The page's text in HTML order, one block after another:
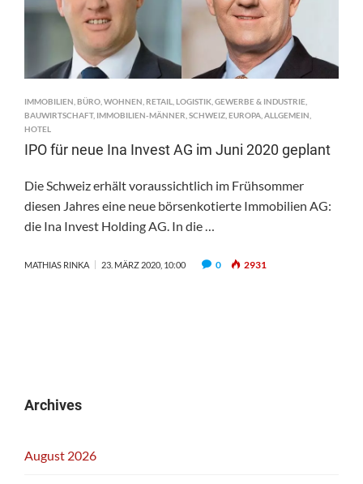
IMMOBILIEN BÜRO WOHNEN RETAIL LOGISTIK GEWERBE & INDUSTRIE
BAUWIRTSCHAFT, IMMOBILIEN-MÄNNER SCHWEIZ EUROPA ALLGEMEIN
HOTEL
IPO für neue Ina Invest AG im Juni 2020 geplant
Die Schweiz erhält voraussichtlich im Frühsommer
diesen Jahres eine neue börsenkotierte Immobilien AG:
die Ina Invest Holding AG. In die …
MATHIAS RINKA 23. MÄRZ 2020, 10:00 0 2931
Archives
August 2026